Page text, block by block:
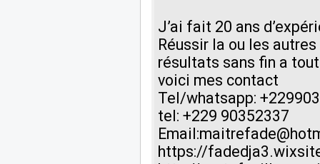
J’ai fait 20 ans
Réussir la ou les
résultats sans fin a
voici mes contact
Tel/whatsapp:
tel: +229 90352337
https://